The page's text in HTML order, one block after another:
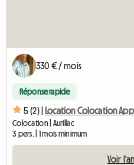
330 € / mois
Réponse rapide
5 (2) | Location Colocation
Colocation | Aurillac
3 pers. | 1 mois minimum
Voir